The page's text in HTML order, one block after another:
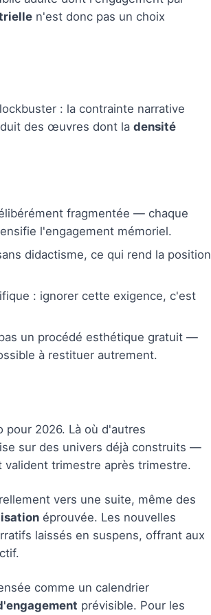
n'est donc pas un choix
: la contrainte narrative
des œuvres dont la densité
fragmentée — chaque
l'engagement mémoriel.
didactisme, ce qui rend la position
: ignorer cette exigence, c'est
un procédé esthétique gratuit —
à restituer autrement.
2026. Là où d'autres
sur des univers déjà construits —
trimestre après trimestre.
vers une suite, même des
éprouvée. Les nouvelles
laissés en suspens, offrant aux
comme un calendrier
prévisible. Pour les